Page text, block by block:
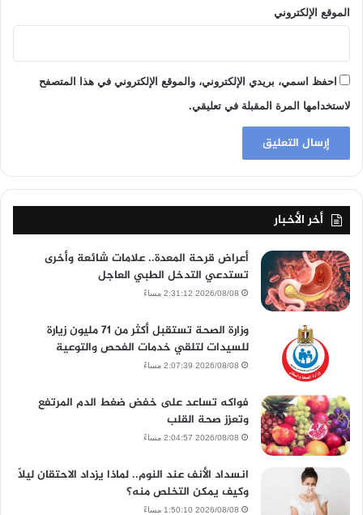
الموقع الإلكتروني
احفظ اسمي، بريدي الإلكتروني، والموقع الإلكتروني في هذا المتصفح
لاستخدامها المرة المقبلة في تعليقي.
أخر الأخبار
أعراض قرحة المعدة.. علامات شائعة وأخرى
تستدعي التدخل الطبي العاجل
2026/08/08 2:31:12 مساءً
وزارة الصحة تستقبل أكثر من 71 مليون زيارة
للسيدات لتلقي خدمات الفحص والتوعية
2026/08/08 2:07:39 مساءً
فواكه تساعد على خفض ضغط الدم المرتفع
وتعزز صحة القلب
2026/08/08 2:04:57 مساءً
انسداد الأنف عند النوم.. لماذا يزداد الاحتقان ليلًا
وكيف يمكن التخلص منه؟
2026/08/08 1:50:10 مساءً